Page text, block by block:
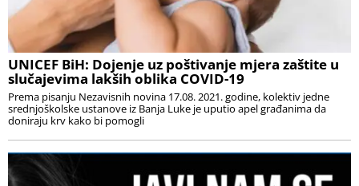
UNICEF BiH: Dojenje uz poštivanje mjera zaštite u
slučajevima lakših oblika COVID-19
Prema pisanju Nezavisnih novina 17.08. 2021. godine, kolektiv jedne
srednjoškolske ustanove iz Banja Luke je uputio apel građanima da
doniraju krv kako bi pomogli